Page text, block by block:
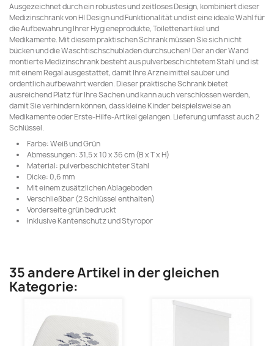
Ausgezeichnet durch ein robustes und zeitloses Design, kombiniert dieser
Medizinschrank von HI Design und Funktionalität und ist eine ideale Wahl für
die Aufbewahrung Ihrer Hygieneprodukte, Toilettenartikel und
Medikamente. Mit diesem praktischen Schrank müssen Sie sich nicht
bücken und die Waschtischschubladen durchsuchen! Der an der Wand
montierte Medizinschrank besteht aus pulverbeschichtetem Stahl und ist
mit einem Regal ausgestattet, damit Ihre Arzneimittel sauber und
ordentlich aufbewahrt werden. Dieser praktische Schrank bietet
ausreichend Platz für Ihre Sachen und kann auch verschlossen werden,
damit Sie verhindern können, dass kleine Kinder beispielsweise an
Medikamente oder Erste-Hilfe-Artikel gelangen. Lieferung umfasst auch 2
Schlüssel.
Farbe: Weiß und Grün
Abmessungen: 31,5 x 10 x 36 cm (B x T x H)
Material: pulverbeschichteter Stahl
Dicke: 0,6 mm
Mit einem zusätzlichen Ablageboden
Verschließbar (2 Schlüssel enthalten)
Vorderseite grün bedruckt
Inklusive Kantenschutz und Styropor
35 andere Artikel in der gleichen
Kategorie: